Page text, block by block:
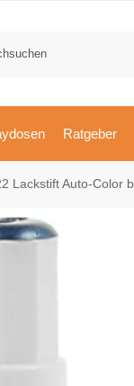
Ratgeber
Lackstift Auto-Color